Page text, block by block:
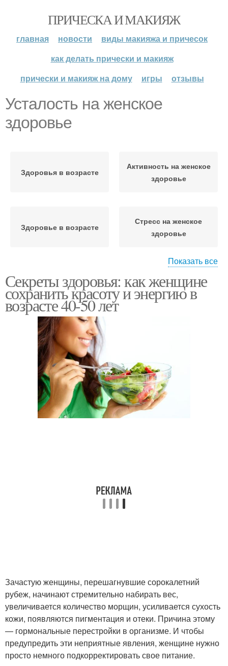
ПРИЧЕСКА И МАКИЯЖ
главная новости
виды макияжа и причесок
как делать прически и макияж
прически и макияж на дому
игры отзывы
Усталость на женское
здоровье
Здоровья в возрасте
Активность на женское
здоровье
Здоровье в возрасте
Стресс на женское
здоровье
Года для здоровья
организме
Женский организм
Показать все
Секреты здоровья: как женщине
сохранить красоту и энергию в
возрасте 40-50 лет
Зачастую женщины, перешагнувшие сорокалетний
рубеж, начинают стремительно набирать вес,
увеличивается количество морщин, усиливается сухость
кожи, появляются пигментация и отеки. Причина этому
— гормональные перестройки в организме. И чтобы
предупредить эти неприятные явления, женщине нужно
просто немного подкорректировать свое питание.